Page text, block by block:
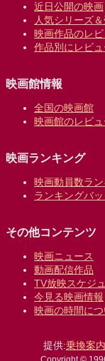
近日公開の映画
人気シリーズ
映画作品のレ
作品別にレビ
映画館情報
全国の映画館
映画館のレビュ
映画ランキング
映画動員数ラ
ランキングバ
その他コンテンツ
映画ニュース
動画配信作品
TV放映スケジ
今見る映画情報
映画の時間に
提供:乗換案